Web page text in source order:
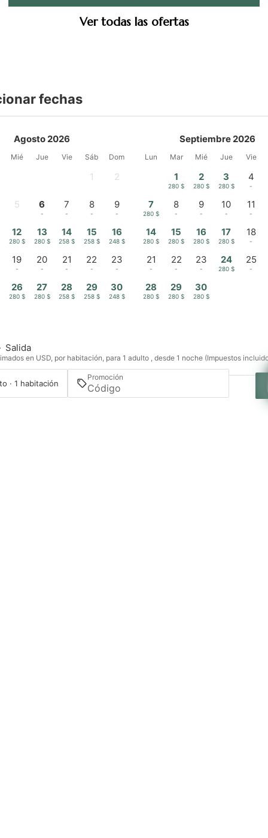
Ver todas las ofertas
fechas
Agosto 2026
Mié Jue Vie Sáb Dom
1 2
5 6
-
7
-
8
-
9
-
12
280 $
13
280 $
14
258 $
15
258 $
16
248 $
19
-
20
-
21
-
22
-
23
-
26
280 $
27
280 $
28
258 $
29
258 $
30
248 $
Septiembre 2026
Lun Mar Mié Jue Vie
1
280 $
2
280 $
3
280 $
4
-
7
280 $
8
-
9
-
10
-
11
-
14
280 $
15
280 $
16
280 $
17
280 $
18
-
21
-
22
-
23
-
24
280 $
25
-
28
280 $
29
280 $
30
280 $
Salida
en USD, por habitación, para 1 adulto , desde 1 noche (Impuestos
· 1 habitación
Promoción